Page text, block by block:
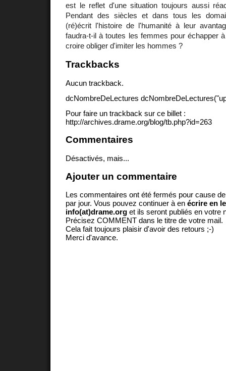
est le reflet d'une situation toujours aussi
Pendant des siècles et dans tous les
(ré)écrit l'histoire de l'humanité à leur
faudra-t-il à toutes les femmes pour échapper
croire obliger d'imiter les hommes ?
Trackbacks
Aucun trackback.
dcNombreDeLectures
Pour faire un trackback sur ce billet :
http://archives.drame.org/blog/tb.php?id=263
Commentaires
Désactivés, mais...
Ajouter un commentaire
Les commentaires ont été fermés pour cause
par jour. Vous pouvez continuer à en écrire en
info(at)drame.org et ils seront publiés en votre
Précisez COMMENT dans le titre de votre mail.
Cela fait toujours plaisir d'avoir des retours ;-)
Merci d'avance.